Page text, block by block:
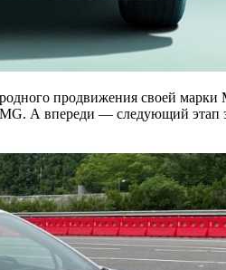
продвижения своей
А впереди — следующий этап